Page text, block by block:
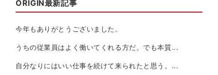
ORIGIN最新記事
今年もありがとうございました。
うちの従業員はよく働いてくれる方だ。でも本質...
自分なりにはいい仕事を続けて来られたと思う。...